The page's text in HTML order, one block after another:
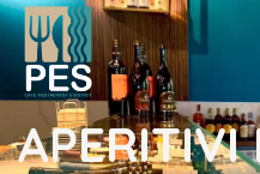
APERITIVI